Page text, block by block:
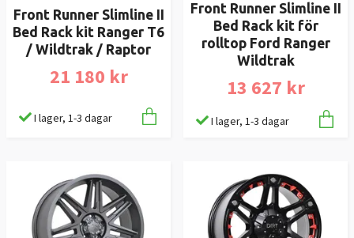
Front Runner Slimline II
Bed Rack kit Ranger T6
/ Wildtrak / Raptor
21 180 kr
I lager, 1-3 dagar
Front Runner Slimline II
Bed Rack kit för
rolltop Ford Ranger
Wildtrak
13 627 kr
I lager, 1-3 dagar